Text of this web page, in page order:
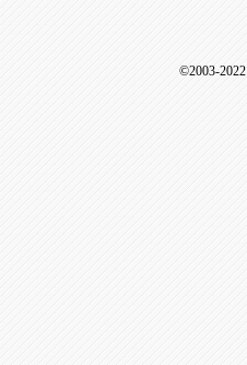
©2003-2022